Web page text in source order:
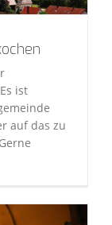
ist
auf das zu